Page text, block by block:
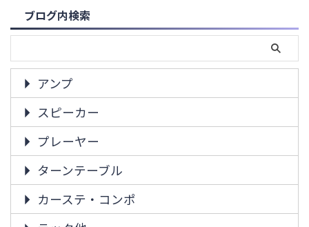
ブログ内検索
アンプ
スピーカー
プレーヤー
ターンテーブル
カーステ・コンポ